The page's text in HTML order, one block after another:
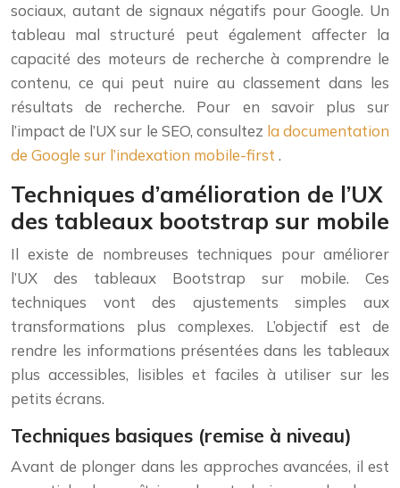
sociaux, autant de signaux négatifs pour Google. Un
tableau mal structuré peut également affecter la
capacité des moteurs de recherche à comprendre le
contenu, ce qui peut nuire au classement dans les
résultats de recherche. Pour en savoir plus sur
l’impact de l’UX sur le SEO, consultez la documentation
de Google sur l’indexation mobile-first .
Techniques d’amélioration de l’UX
des tableaux bootstrap sur mobile
Il existe de nombreuses techniques pour améliorer
l’UX des tableaux Bootstrap sur mobile. Ces
techniques vont des ajustements simples aux
transformations plus complexes. L’objectif est de
rendre les informations présentées dans les tableaux
plus accessibles, lisibles et faciles à utiliser sur les
petits écrans.
Techniques basiques (remise à niveau)
Avant de plonger dans les approches avancées, il est